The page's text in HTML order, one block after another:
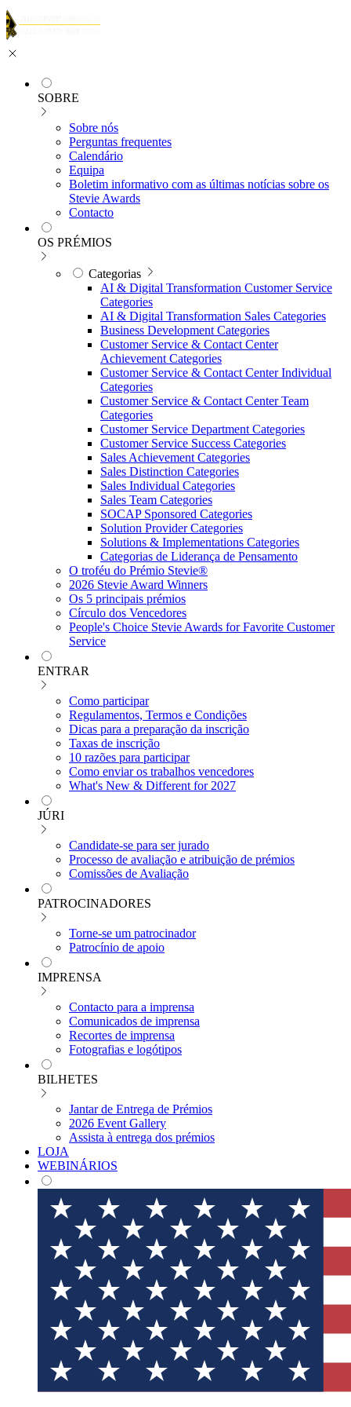
SOBRE
Sobre nós
Perguntas frequentes
Calendário
Equipa
Boletim informativo com as últimas notícias sobre os
Stevie Awards
Contacto
OS PRÉMIOS
Categorias
AI & Digital Transformation Customer Service
Categories
AI & Digital Transformation Sales Categories
Business Development Categories
Customer Service & Contact Center
Achievement Categories
Customer Service & Contact Center Individual
Categories
Customer Service & Contact Center Team
Categories
Customer Service Department Categories
Customer Service Success Categories
Sales Achievement Categories
Sales Distinction Categories
Sales Individual Categories
Sales Team Categories
SOCAP Sponsored Categories
Solution Provider Categories
Solutions & Implementations Categories
Categorias de Liderança de Pensamento
O troféu do Prémio Stevie®
2026 Stevie Award Winners
Os 5 principais prémios
Círculo dos Vencedores
People's Choice Stevie Awards for Favorite Customer
Service
ENTRAR
Como participar
Regulamentos, Termos e Condições
Dicas para a preparação da inscrição
Taxas de inscrição
10 razões para participar
Como enviar os trabalhos vencedores
What's New & Different for 2027
JÚRI
Candidate-se para ser jurado
Processo de avaliação e atribuição de prémios
Comissões de Avaliação
PATROCINADORES
Torne-se um patrocinador
Patrocínio de apoio
IMPRENSA
Contacto para a imprensa
Comunicados de imprensa
Recortes de imprensa
Fotografias e logótipos
BILHETES
Jantar de Entrega de Prémios
2026 Event Gallery
Assista à entrega dos prémios
LOJA
WEBINÁRIOS